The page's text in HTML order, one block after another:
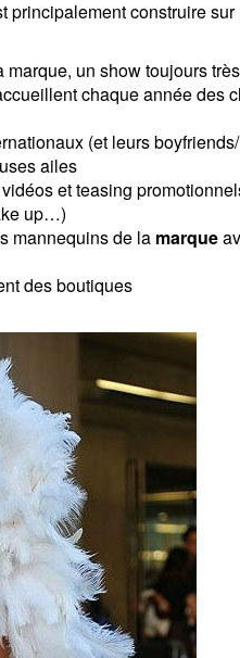
principalement construire
marque, un show toujours
chaque année des
(et leurs
ailes
et teasing
up…)
mannequins de la marque
des boutiques